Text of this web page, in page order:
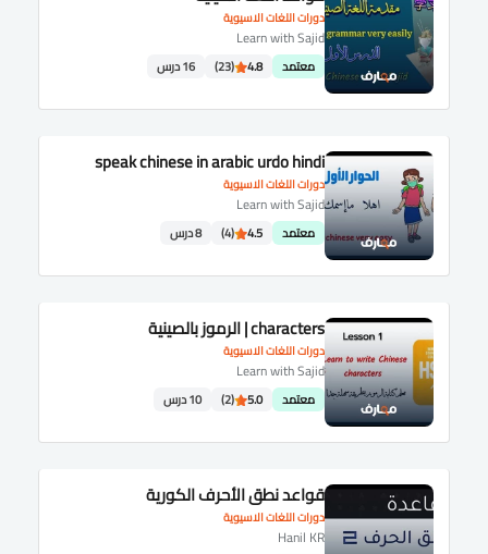
دورات اللغات الاسيوية
Learn with Sajid
معتمد 4.8
(23) 16 درس
دورات اللغات الاسيوية
speak chinese in arabic urdo hindi
Learn with Sajid
معتمد 4.5
(4) 8 درس
دورات اللغات الاسيوية
characters | الرموز بالصينية
Learn with Sajid
معتمد 5.0
(2) 10 درس
دورات اللغات الاسيوية
قواعد نطق الأحرف الكورية
Hanil KR